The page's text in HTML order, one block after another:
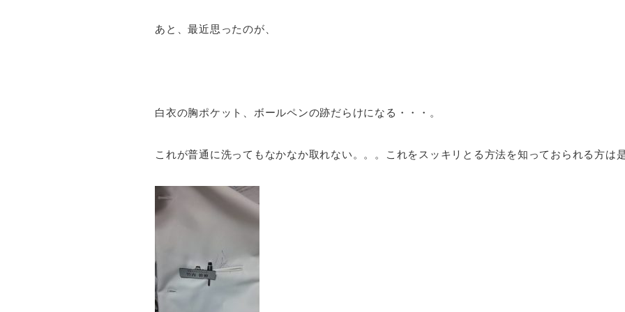
あと、最近思ったのが、
白衣の胸ポケット、ボールペンの跡だらけになる・・・。
これが普通に洗ってもなかなか取れない。。。これをスッキリとる方法を知っておられる方は